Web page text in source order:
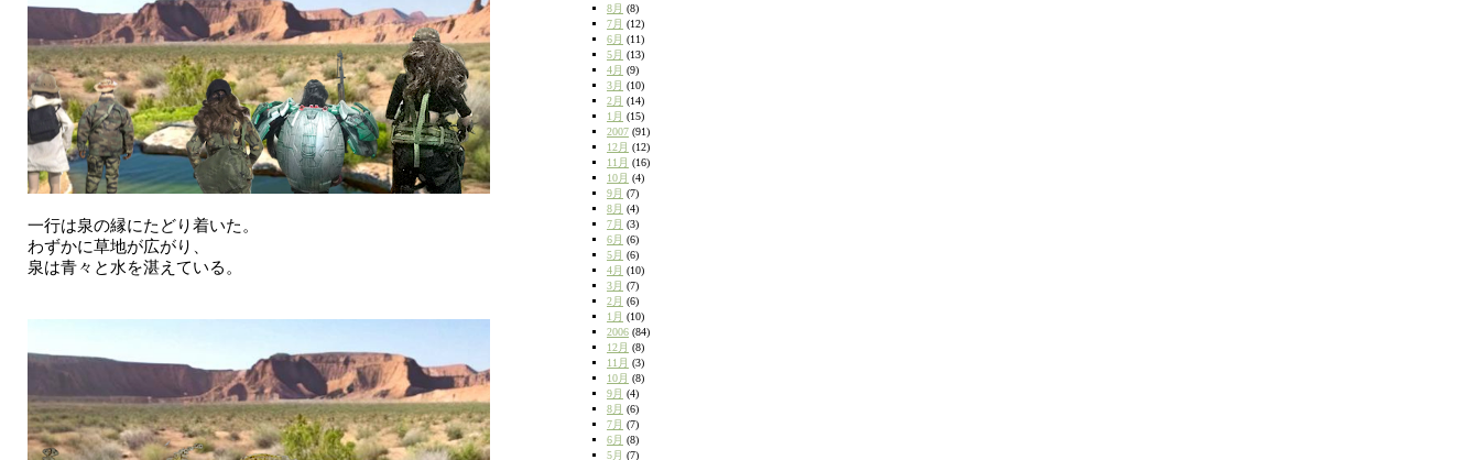
一行は泉の縁にたどり着いた。
わずかに草地が広がり、
泉は青々と水を湛えている。
8月 (8)
7月 (12)
6月 (11)
5月 (13)
4月 (9)
3月 (10)
2月 (14)
1月 (15)
2007 (91)
12月 (12)
11月 (16)
10月 (4)
9月 (7)
8月 (4)
7月 (3)
6月 (6)
5月 (6)
4月 (10)
3月 (7)
2月 (6)
1月 (10)
2006 (84)
12月 (8)
11月 (3)
10月 (8)
9月 (4)
8月 (6)
7月 (7)
6月 (8)
5月 (7)